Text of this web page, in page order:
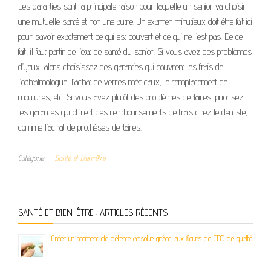
Les garanties sont la principale raison pour laquelle un senior va choisir
une mutuelle santé et non une autre. Un examen minutieux doit être fait ici
pour savoir exactement ce qui est couvert et ce qui ne l’est pas. De ce
fait, il faut partir de l’état de santé du senior. Si vous avez des problèmes
d’yeux, alors choisissez des garanties qui couvrent les frais de
l’ophtalmologue, l’achat de verres médicaux, le remplacement de
moutures, etc. Si vous avez plutôt des problèmes dentaires, priorisez
les garanties qui offrent des remboursements de frais chez le dentiste,
comme l’achat de prothèses dentaires.
Catégorie Santé et bien-être
SANTÉ ET BIEN-ÊTRE : ARTICLES RÉCENTS
Créer un moment de détente absolue grâce aux fleurs de CBD de qualité